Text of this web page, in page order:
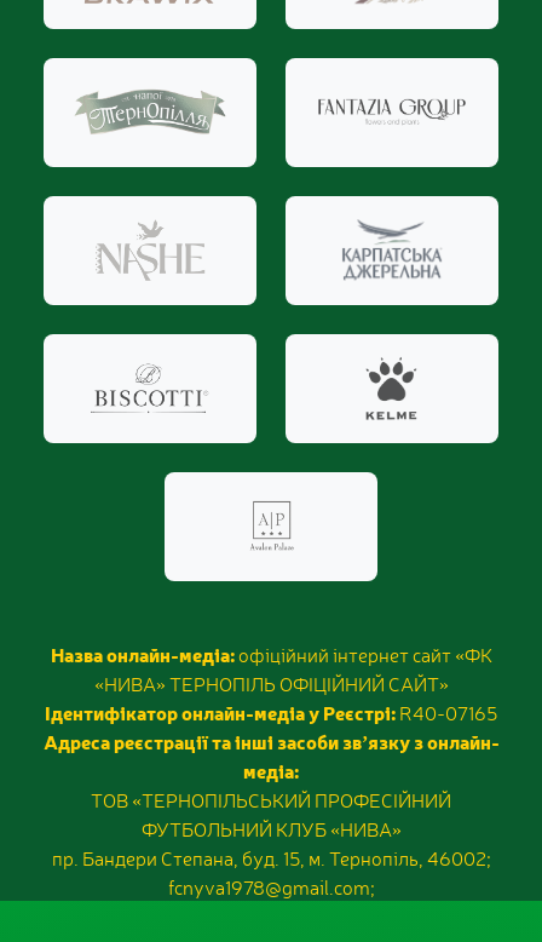
Назва онлайн-медіа:офіційний інтернет сайт «ФК
«НИВА» ТЕРНОПІЛЬ ОФІЦІЙНИЙ САЙТ»
Ідентифікатор онлайн-медіа у Реєстрі:R40-07165
Адреса реєстрації та інші засоби звʼязку з онлайн-
медіа:
ТОВ «ТЕРНОПІЛЬСЬКИЙ ПРОФЕСІЙНИЙ
ФУТБОЛЬНИЙ КЛУБ «НИВА»
пр. Бандери Степана, буд. 15, м. Тернопіль, 46002;
fcnyva1978@gmail.com;